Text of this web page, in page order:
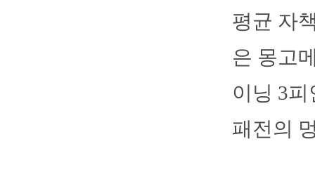
평균 자
은 몽고
이닝 3
패전의